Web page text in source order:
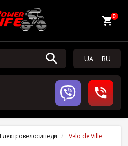
0
UA RU
Електровелосипеди Velo de Ville